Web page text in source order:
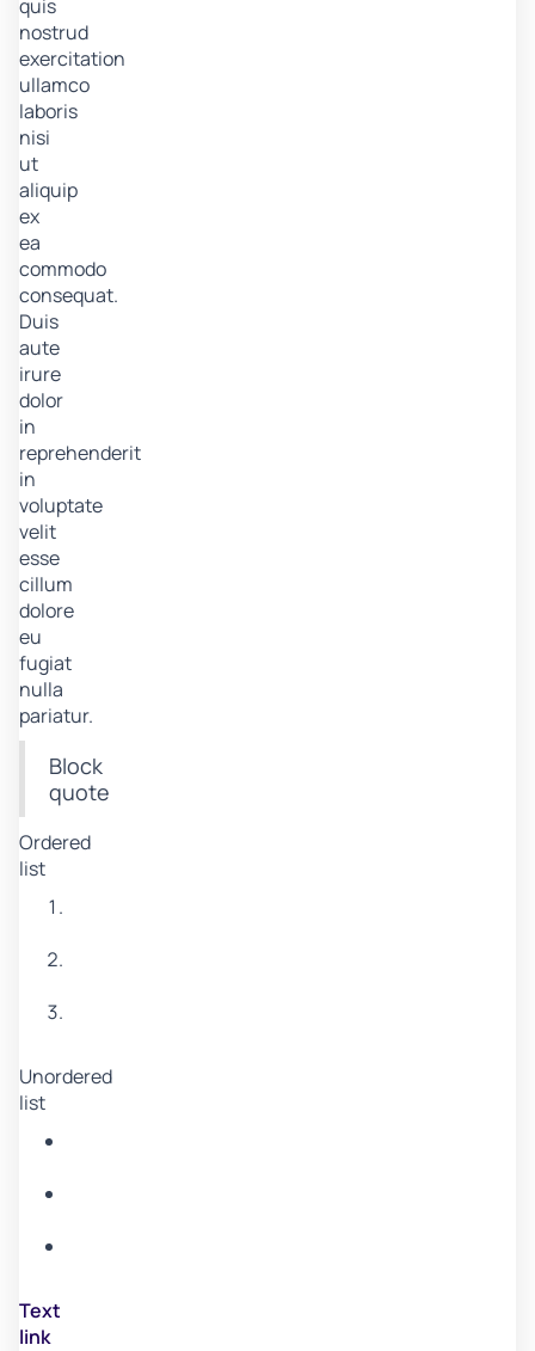
quis
nostrud
exercitation
ullamco
laboris
nisi
ut
aliquip
ex
ea
commodo
consequat.
Duis
aute
irure
dolor
in
reprehenderit
in
voluptate
velit
esse
cillum
dolore
eu
fugiat
nulla
pariatur.
Block
quote
Ordered
list
Unordered
list
Text
link